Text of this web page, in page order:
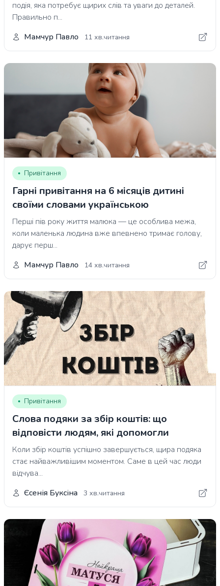
подія, яка потребує щирих слів та уваги до деталей.
Правильно п...
Мамчур Павло
11 хв.читання
Привітання
Гарні привітання на 6 місяців дитині
своїми словами українською
Перші пів року життя малюка — це особлива межа,
коли маленька людина вже впевнено тримає голову,
дарує перш...
Мамчур Павло
14 хв.читання
Привітання
Слова подяки за збір коштів: що
відповісти людям, які допомогли
Коли збір коштів успішно завершується, щира подяка
стає найважливішим моментом. Саме в цей час люди
відчува...
Єсенія Буксіна
3 хв.читання